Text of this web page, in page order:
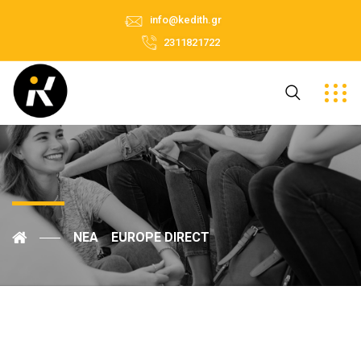
info@kedith.gr
2311821722
ΝΈΑ EUROPE DIRECT